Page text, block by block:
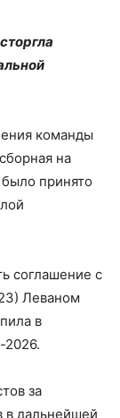
команды
на
принято
соглашение с
Леваном
в
2026.
за
в дальнейшей